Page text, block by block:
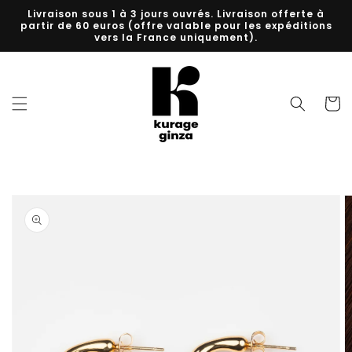
passer
au
Livraison sous 1 à 3 jours ouvrés. Livraison offerte à
partir de 60 euros (offre valable pour les expéditions
vers la France uniquement).
Panier
informations
produits